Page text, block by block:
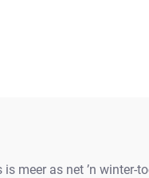
meer as net ’n winter-